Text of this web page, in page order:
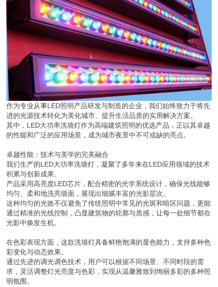
作为专业从事LED照明产品研发与制造的企业，我们始终致力于将先
进的光源技术转化为美化城市、提升生活品质的实用解决方案。
其中，LED大功率洗墙灯作为高端建筑照明的优选产品，正以其卓越
的性能和广泛的应用场景，成为城市夜景中不可或缺的亮点。
卓越性能：技术与美学的完美融合
我们生产的LED大功率洗墙灯，凝聚了多年来在LED应用领域的技术
积累与创新成果。
产品采用高亮度LED芯片，配合精密的光学系统设计，确保光线能够
均匀、柔和地洗亮墙面，展现出细腻丰富的光影层次。
这种均匀的光效不仅避免了传统照明中常见的光斑和暗区问题，更能
通过精准的光线控制，凸显建筑物的轮廓与质感，让每一处细节都在
光影中焕发生机。
在色彩表现方面，这款洗墙灯具备鲜艳饱满的显色能力，支持多种色
彩变化与动态效果。
通过先进的调光调色技术，用户可以根据不同场景、不同时段的需
求，灵活调整灯光亮度与色彩，实现从温馨雅致到绚丽多彩的多种照
明氛围。